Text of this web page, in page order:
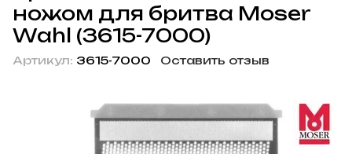
ножом для бритва Moser
Wahl (3615-7000)
Артикул: 3615-7000 Оставить отзыв